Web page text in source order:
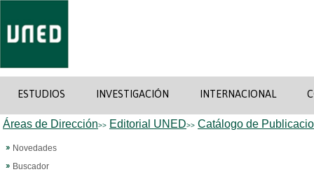
ESTUDIOS INVESTIGACIÓN INTERNACIONAL
Áreas de Dirección>> Editorial UNED>> Catálogo de
Novedades
Buscador